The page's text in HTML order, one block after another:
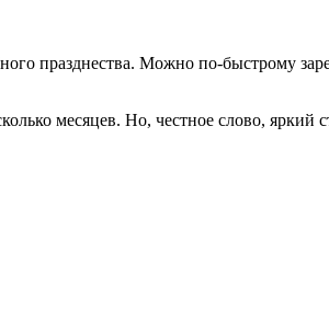
празднества. Можно по-быстрому
месяцев. Но, честное слово,